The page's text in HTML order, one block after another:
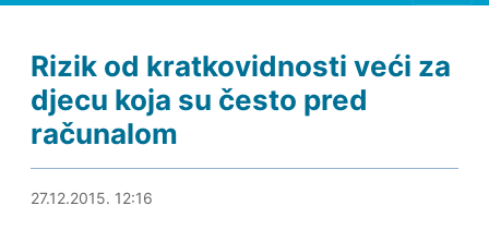
Rizik od kratkovidnosti veći za
djecu koja su često pred
računalom
27.12.2015. 12:53
27.12.2015. 12:16